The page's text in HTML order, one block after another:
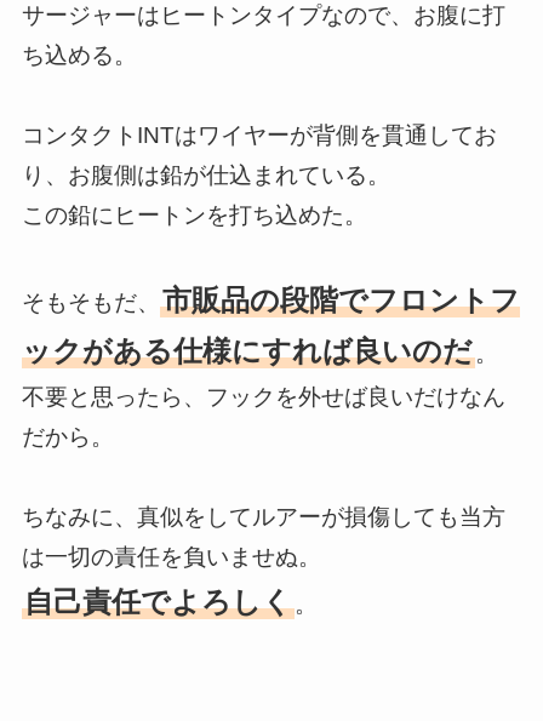
サージャーはヒートンタイプなので、お腹に打
ち込める。
コンタクトINTはワイヤーが背側を貫通してお
り、お腹側は鉛が仕込まれている。
この鉛にヒートンを打ち込めた。
そもそもだ、 市販品の段階でフロントフ
ックがある仕様にすれば良いのだ。
不要と思ったら、フックを外せば良いだけなん
だから。
ちなみに、真似をしてルアーが損傷しても当方
は一切の責任を負いませぬ。
自己責任でよろしく。